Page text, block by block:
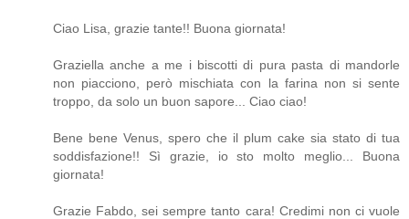
Ciao Lisa, grazie tante!! Buona giornata!
Graziella anche a me i biscotti di pura pasta di mandorle
non piacciono, però mischiata con la farina non si sente
troppo, da solo un buon sapore... Ciao ciao!
Bene bene Venus, spero che il plum cake sia stato di tua
soddisfazione!! Sì grazie, io sto molto meglio... Buona
giornata!
Grazie Fabdo, sei sempre tanto cara! Credimi non ci vuole